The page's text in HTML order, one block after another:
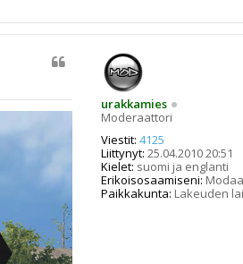
urakkamies
Moderaattori
Viestit: 4125
Liittynyt: 25.04.2010 20:51
Kielet: suomi ja englanti
Erikoisosaamiseni:
Paikkakunta: Lakeuden